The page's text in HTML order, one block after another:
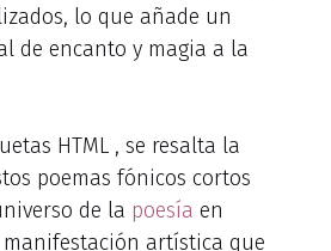
lo que añade un
de encanto y magia a la
HTML , se resalta la
poemas fónicos cortos
de la poesía en
artística que